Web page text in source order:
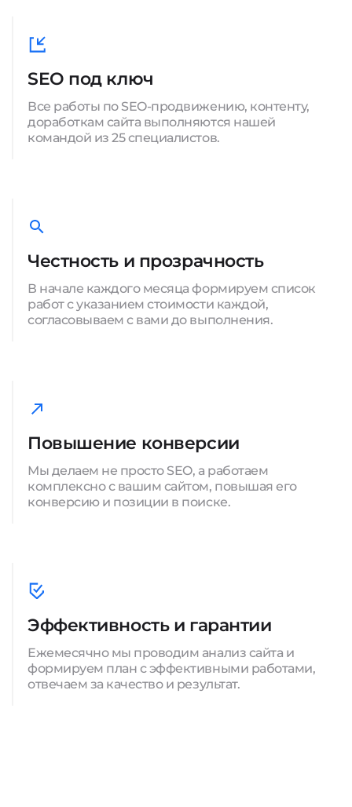
SEO под ключ
Все работы по SEO-продвижению, контенту,
доработкам сайта выполняются нашей
командой из 25 специалистов.
Честность и прозрачность
В начале каждого месяца формируем список
работ с указанием стоимости каждой,
согласовываем с вами до выполнения.
Повышение конверсии
Мы делаем не просто SEO, а работаем
комплексно с вашим сайтом, повышая его
конверсию и позиции в поиске.
Эффективность и гарантии
Ежемесячно мы проводим анализ сайта и
формируем план с эффективными работами,
отвечаем за качество и результат.